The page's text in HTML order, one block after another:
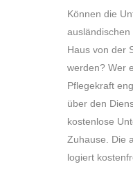
Können die
Haus von der
werden? Wer
Pflegekraft
über den
kostenlose
Zuhause. Die
logiert